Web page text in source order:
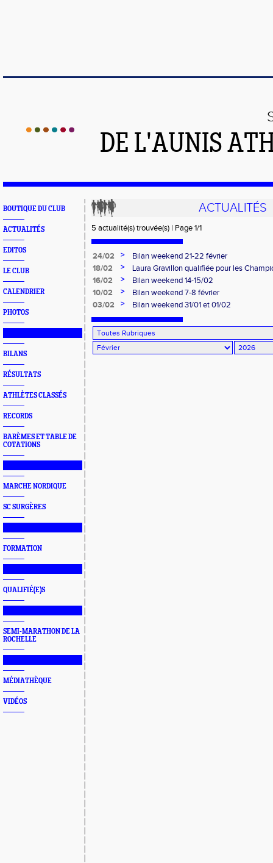
DE L'AUNIS
BOUTIQUE DU CLUB
ACTUALITÉS
EDITOS
LE CLUB
CALENDRIER
PHOTOS
███████████████
BILANS
RÉSULTATS
ATHLÈTES CLASSÉS
RECORDS
BARÈMES ET TABLE DE
COTATIONS
MARCHE NORDIQUE
SC SURGÈRES
███████████████
FORMATION
███████████████
QUALIFIÉ(E)S
███████████████
SEMI-MARATHON DE LA
ROCHELLE
███████████████
MÉDIATHÈQUE
VIDÉOS
ACTUALITÉS
5 actualité(s) trouvée(s) | Page 1/1
24/02 >
Bilan weekend 21-22 février
18/02
>
Laura Gravillon qualifiée pour les
16/02
>
Bilan weekend 14-15/02
10/02
>
Bilan weekend 7-8 février
03/02
> Bilan weekend 31/01 et 01/02